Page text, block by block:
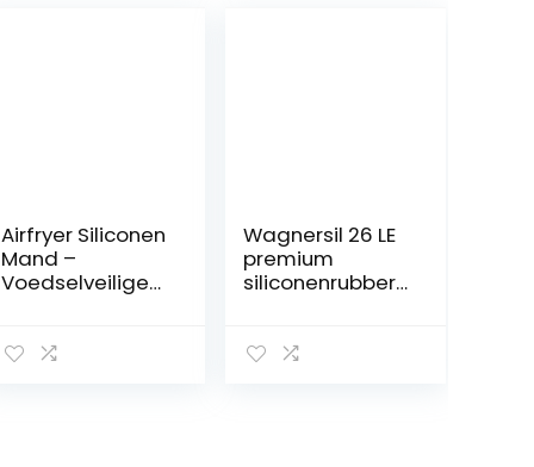
Airfryer Siliconen
Mand –
Voedselveilige
ilige Airfryer
Wagnersil 26 LE
premium
siliconenrubber
geschikt voor